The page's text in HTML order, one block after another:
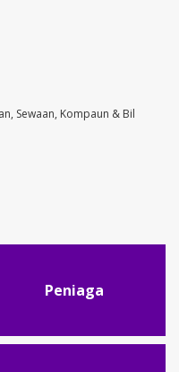
Sewaan, Kompaun & Bil
Peniaga